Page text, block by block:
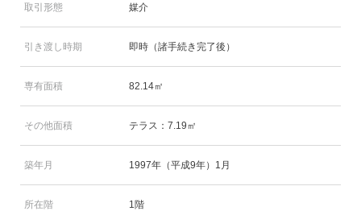
取引形態 媒介
引き渡し時期 即時（諸手続き完了後）
専有面積 82.14㎡
その他面積 テラス：7.19㎡
築年月 1997年（平成9年）1月
所在階 1階